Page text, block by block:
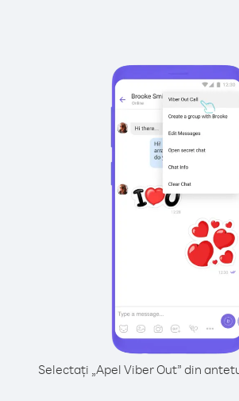
Selectați „Apel Viber Out” din